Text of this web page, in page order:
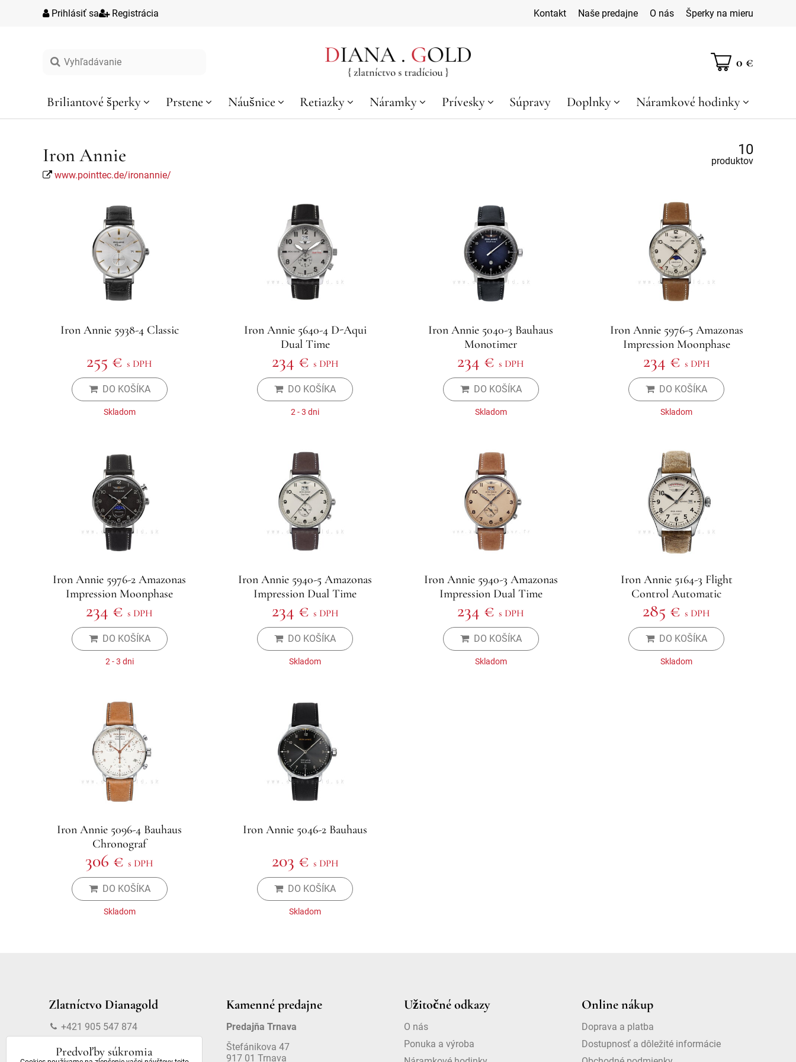
Prihlásiť sa Registrácia Kontakt Naše predajne O nás Šperky na mieru
0 €
Briliantové šperky Prstene Náušnice Retiazky Náramky Prívesky Súpravy Doplnky Náramkové hodinky
Iron Annie
www.pointtec.de/ironannie/
10
produktov
Iron Annie 5938-4 Classic
255 €s DPH
DO KOŠÍKA
Skladom
Iron Annie 5640-4 D-Aqui
Dual Time
234 € s DPH
DO KOŠÍKA
2 - 3 dni
Iron Annie 5040-3 Bauhaus
Monotimer
234 €s DPH
DO KOŠÍKA
Skladom
Iron Annie 5976-5 Amazonas
Impression Moonphase
234 € s DPH
DO KOŠÍKA
Skladom
Iron Annie 5976-2 Amazonas
Impression Moonphase
234 €s DPH
DO KOŠÍKA
2 - 3 dni
Iron Annie 5940-5 Amazonas
Impression Dual Time
234 € s DPH
DO KOŠÍKA
Skladom
Iron Annie 5940-3 Amazonas
Impression Dual Time
234 €s DPH
DO KOŠÍKA
Skladom
Iron Annie 5164-3 Flight
Control Automatic
285 €s DPH
DO KOŠÍKA
Skladom
Iron Annie 5096-4 Bauhaus
Chronograf
306 €s DPH
DO KOŠÍKA
Skladom
Iron Annie 5046-2 Bauhaus
203 € s DPH
DO KOŠÍKA
Skladom
Zlatníctvo Dianagold
+421 905 547 874
Kamenné predajne
Predajňa Trnava
Štefánikova 47
917 01 Trnava
Užitočné odkazy
O nás
Ponuka a výroba
Online nákup
Doprava a platba
Dostupnosť a dôležité informácie
Predvoľby súkromia